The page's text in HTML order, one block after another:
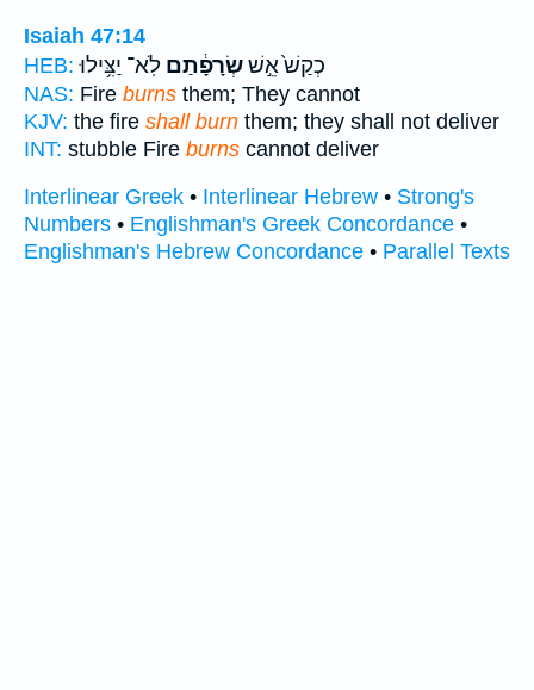
Isaiah 47:14
HEB:
כְקַשׁ֙ אֵ֣שׁשְׂרָפָ֔תַם לֹֽא־ יַצִּ֥ילוּ
NAS: Fire burns them; They cannot
KJV: the fire shall burn them; they shall not deliver
INT: stubble Fire burns cannot deliver
Interlinear Greek • Interlinear Hebrew • Strong's
Numbers • Englishman's Greek Concordance •
Englishman's Hebrew Concordance • Parallel Texts